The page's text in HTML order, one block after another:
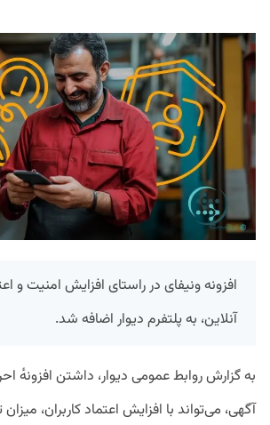
افزونه‌ ونیفای در راستای افزایش امنیت و
آنلاین، به پلتفرم دیوار اضافه شد.
به گزارش روابط عمومی دیوار، داشتن افزونه‌ٔ
آگهی، می‌تواند با افزایش اعتماد کاربران،